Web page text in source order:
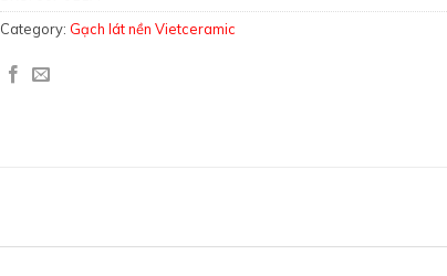
Category: Gạch lát nền Vietceramic